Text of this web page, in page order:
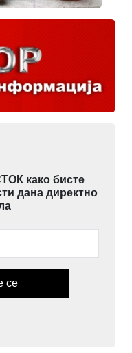
како бисте
дана директно
се